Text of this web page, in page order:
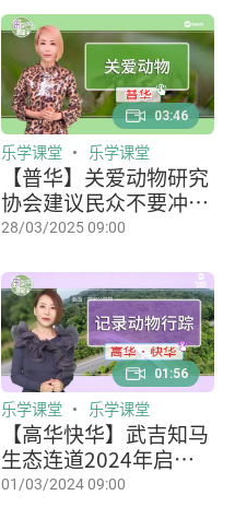
【普华】关爱动物研究
协会建议民众不要冲动
购买蛇类
乐学课堂 乐学课堂
28/03/2025 09:00
03:46
【高华快华】武吉知马
生态连道2024年启动
新一轮生态调查
乐学课堂 乐学课堂
01/03/2024 09:00
01:56